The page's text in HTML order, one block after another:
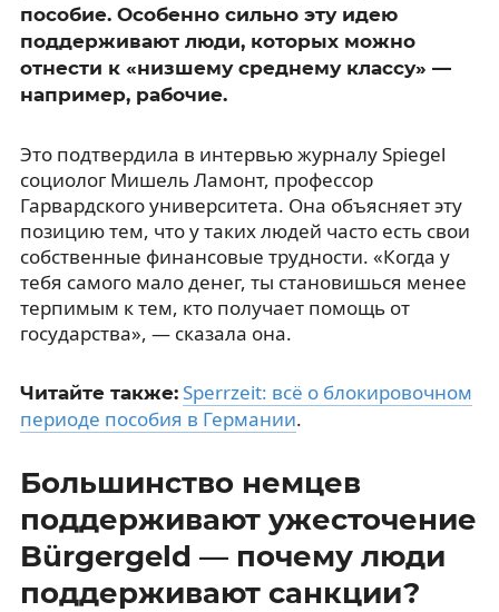
пособие. Особенно сильно эту идею
поддерживают люди, которых можно
отнести к «низшему среднему классу» —
например, рабочие.
Это подтвердила в интервью журналу Spiegel
социолог Мишель Ламонт, профессор
Гарвардского университета. Она объясняет эту
позицию тем, что у таких людей часто есть свои
собственные финансовые трудности. «Когда у
тебя самого мало денег, ты становишься менее
терпимым к тем, кто получает помощь от
государства», — сказала она.
Читайте также: Sperrzeit: всё о блокировочном
периоде пособия в Германии.
Большинство немцев
поддерживают ужесточение
Bürgergeld — почему люди
поддерживают санкции?